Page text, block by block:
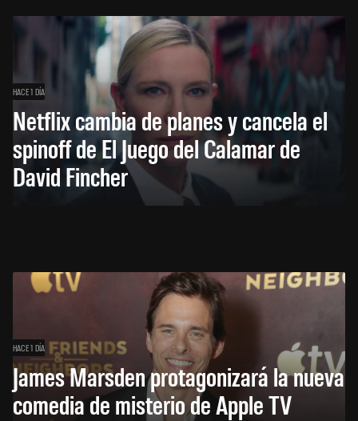
HACE 1 DÍA
Netflix cambia de planes y cancela el
spinoff de El Juego del Calamar de
David Fincher
HACE 1 DÍA
James Marsden protagonizará la nueva
comedia de misterio de Apple TV